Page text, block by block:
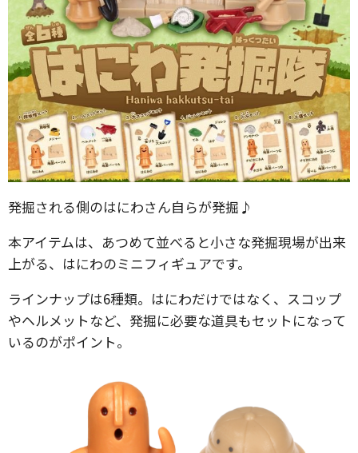
発掘される側のはにわさん自らが発掘♪
本アイテムは、あつめて並べると小さな発掘現場が出来
上がる、はにわのミニフィギュアです。
ラインナップは6種類。はにわだけではなく、スコップ
やヘルメットなど、発掘に必要な道具もセットになって
いるのがポイント。